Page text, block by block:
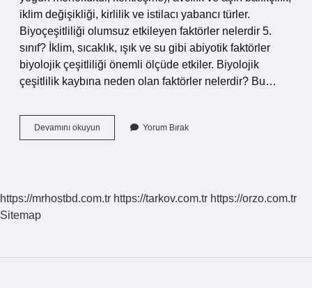
iklim değişikliği, kirlilik ve istilacı yabancı türler.
Biyoçeşitliliği olumsuz etkileyen faktörler nelerdir 5.
sınıf? İklim, sıcaklık, ışık ve su gibi abiyotik faktörler
biyolojik çeşitliliği önemli ölçüde etkiler. Biyolojik
çeşitlilik kaybına neden olan faktörler nelerdir? Bu…
Devamını okuyun Biyoçeşitliliğe
Zarar
Yorum Bırak
https://mrhostbd.com.tr https://tarkov.com.tr https://orzo.com.tr
Sitemap